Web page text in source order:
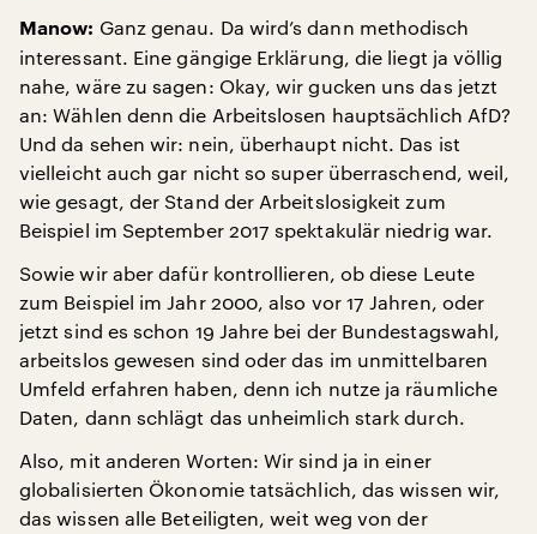
Manow: Ganz genau. Da wird’s dann methodisch
interessant. Eine gängige Erklärung, die liegt ja völlig
nahe, wäre zu sagen: Okay, wir gucken uns das jetzt
an: Wählen denn die Arbeitslosen hauptsächlich AfD?
Und da sehen wir: nein, überhaupt nicht. Das ist
vielleicht auch gar nicht so super überraschend, weil,
wie gesagt, der Stand der Arbeitslosigkeit zum
Beispiel im September 2017 spektakulär niedrig war.
Sowie wir aber dafür kontrollieren, ob diese Leute
zum Beispiel im Jahr 2000, also vor 17 Jahren, oder
jetzt sind es schon 19 Jahre bei der Bundestagswahl,
arbeitslos gewesen sind oder das im unmittelbaren
Umfeld erfahren haben, denn ich nutze ja räumliche
Daten, dann schlägt das unheimlich stark durch.
Also, mit anderen Worten: Wir sind ja in einer
globalisierten Ökonomie tatsächlich, das wissen wir,
das wissen alle Beteiligten, weit weg von der